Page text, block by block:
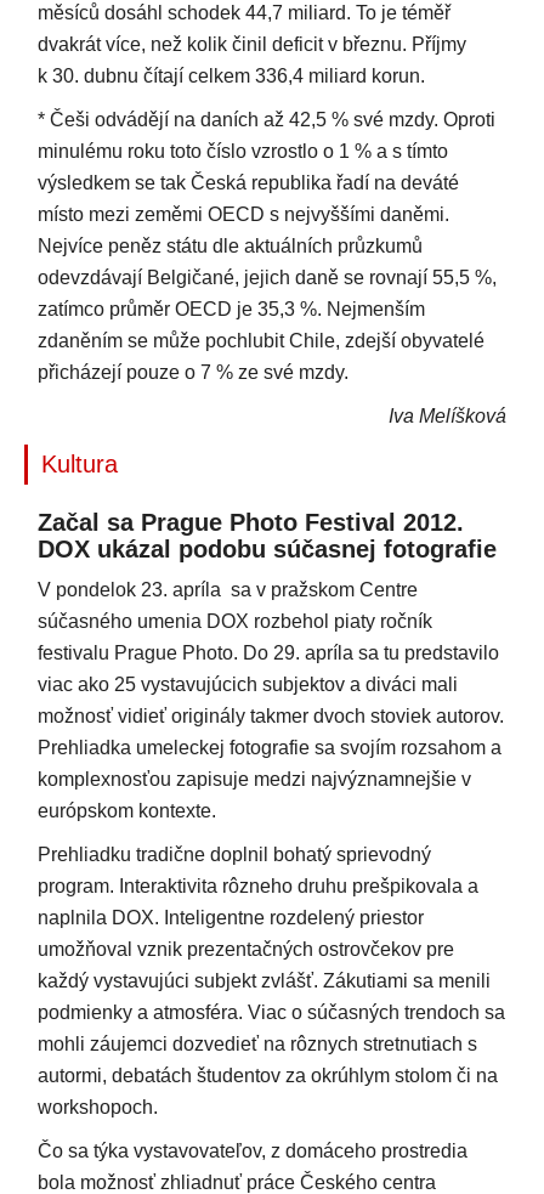
měsíců dosáhl schodek 44,7 miliard. To je téměř
dvakrát více, než kolik činil deficit v březnu. Příjmy
k 30. dubnu čítají celkem 336,4 miliard korun.
* Češi odvádějí na daních až 42,5 % své mzdy. Oproti
minulému roku toto číslo vzrostlo o 1 % a s tímto
výsledkem se tak Česká republika řadí na deváté
místo mezi zeměmi OECD s nejvyššími daněmi.
Nejvíce peněz státu dle aktuálních průzkumů
odevzdávají Belgičané, jejich daně se rovnají 55,5 %,
zatímco průměr OECD je 35,3 %. Nejmenším
zdaněním se může pochlubit Chile, zdejší obyvatelé
přicházejí pouze o 7 % ze své mzdy.
Iva Melíšková
Kultura
Začal sa Prague Photo Festival 2012.
DOX ukázal podobu súčasnej fotografie
V pondelok 23. apríla sa v pražskom Centre
súčasného umenia DOX rozbehol piaty ročník
festivalu Prague Photo. Do 29. apríla sa tu predstavilo
viac ako 25 vystavujúcich subjektov a diváci mali
možnosť vidieť originály takmer dvoch stoviek autorov.
Prehliadka umeleckej fotografie sa svojím rozsahom a
komplexnosťou zapisuje medzi najvýznamnejšie v
európskom kontexte.
Prehliadku tradične doplnil bohatý sprievodný
program. Interaktivita rôzneho druhu prešpikovala a
naplnila DOX. Inteligentne rozdelený priestor
umožňoval vznik prezentačných ostrovčekov pre
každý vystavujúci subjekt zvlášť. Zákutiami sa menili
podmienky a atmosféra. Viac o súčasných trendoch sa
mohli záujemci dozvedieť na rôznych stretnutiach s
autormi, debatách študentov za okrúhlym stolom či na
workshopoch.
Čo sa týka vystavovateľov, z domáceho prostredia
bola možnosť zhliadnuť práce Českého centra